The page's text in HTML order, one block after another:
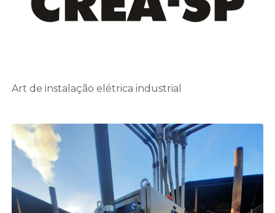
Art de instalação elétrica industrial